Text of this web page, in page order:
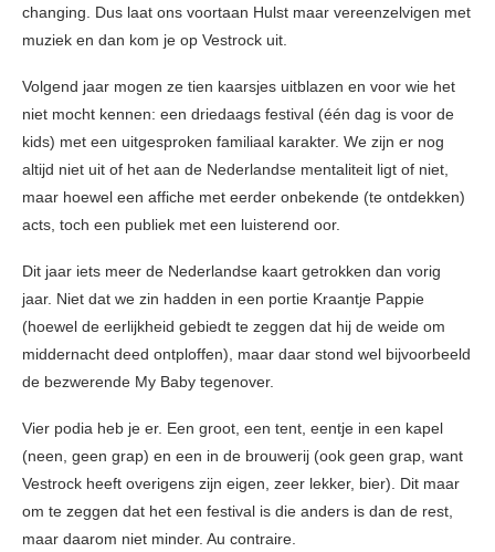
changing. Dus laat ons voortaan Hulst maar vereenzelvigen met
muziek en dan kom je op Vestrock uit.
Volgend jaar mogen ze tien kaarsjes uitblazen en voor wie het
niet mocht kennen: een driedaags festival (één dag is voor de
kids) met een uitgesproken familiaal karakter. We zijn er nog
altijd niet uit of het aan de Nederlandse mentaliteit ligt of niet,
maar hoewel een affiche met eerder onbekende (te ontdekken)
acts, toch een publiek met een luisterend oor.
Dit jaar iets meer de Nederlandse kaart getrokken dan vorig
jaar. Niet dat we zin hadden in een portie Kraantje Pappie
(hoewel de eerlijkheid gebiedt te zeggen dat hij de weide om
middernacht deed ontploffen), maar daar stond wel bijvoorbeeld
de bezwerende My Baby tegenover.
Vier podia heb je er. Een groot, een tent, eentje in een kapel
(neen, geen grap) en een in de brouwerij (ook geen grap, want
Vestrock heeft overigens zijn eigen, zeer lekker, bier). Dit maar
om te zeggen dat het een festival is die anders is dan de rest,
maar daarom niet minder. Au contraire.